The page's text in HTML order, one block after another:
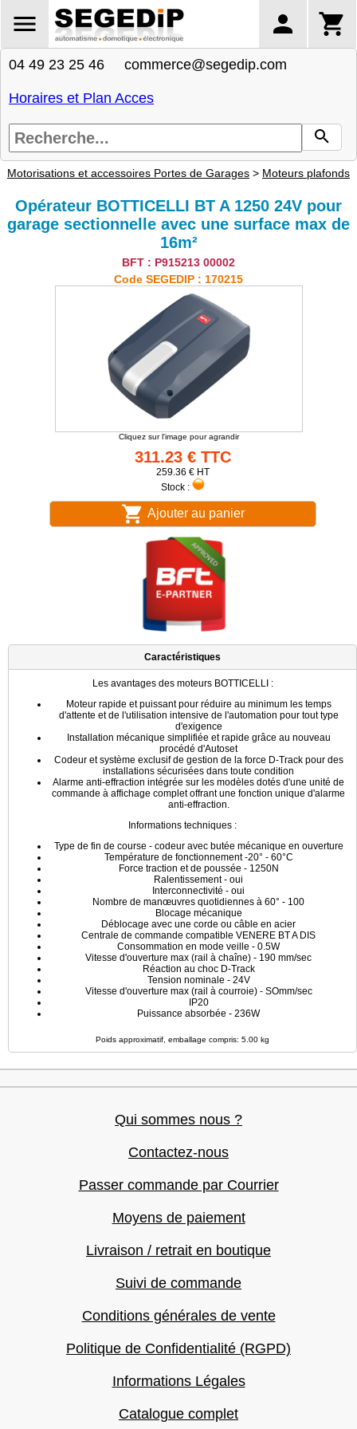
04 49 23 25 46 commerce@segedip.com
Horaires et Plan Acces
Motorisations et accessoires Portes de Garages > Moteurs plafonds
Opérateur BOTTICELLI BT A 1250 24V pour
garage sectionnelle avec une surface max de
16m²
BFT : P915213 00002
Code SEGEDIP : 170215
Cliquez sur l'image pour agrandir
311.23 € TTC
259.36 € HT
Stock :
Ajouter au panier
Caractéristiques
Les avantages des moteurs BOTTICELLI :
Moteur rapide et puissant pour réduire au minimum les temps
d'attente et de l'utilisation intensive de l'automation pour tout type
d'exigence
Installation mécanique simplifiée et rapide grâce au nouveau
procédé d'Autoset
Codeur et système exclusif de gestion de la force D-Track pour des
installations sécurisées dans toute condition
Alarme anti-effraction intégrée sur les modèles dotés d'une unité de
commande à affichage complet offrant une fonction unique d'alarme
anti-effraction.
Informations techniques :
Type de fin de course - codeur avec butée mécanique en ouverture
Température de fonctionnement -20° - 60°C
Force traction et de poussée - 1250N
Ralentissement - oui
Interconnectivité - oui
Nombre de manœuvres quotidiennes à 60° - 100
Blocage mécanique
Déblocage avec une corde ou câble en acier
Centrale de commande compatible VENERE BT A DIS
Consommation en mode veille - 0.5W
Vitesse d'ouverture max (rail à chaîne) - 190 mm/sec
Réaction au choc D-Track
Tension nominale - 24V
Vitesse d'ouverture max (rail à courroie) - SOmm/sec
IP20
Puissance absorbée - 236W
Poids approximatif, emballage compris: 5.00 kg
Qui sommes nous ?
Contactez-nous
Passer commande par Courrier
Moyens de paiement
Livraison / retrait en boutique
Suivi de commande
Conditions générales de vente
Politique de Confidentialité (RGPD)
Informations Légales
Catalogue complet